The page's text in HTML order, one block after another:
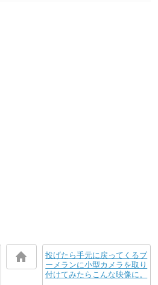
投げたら手元に戻ってくるブ
ーメランに小型カメラを取り
付けてみたらこんな映像に。